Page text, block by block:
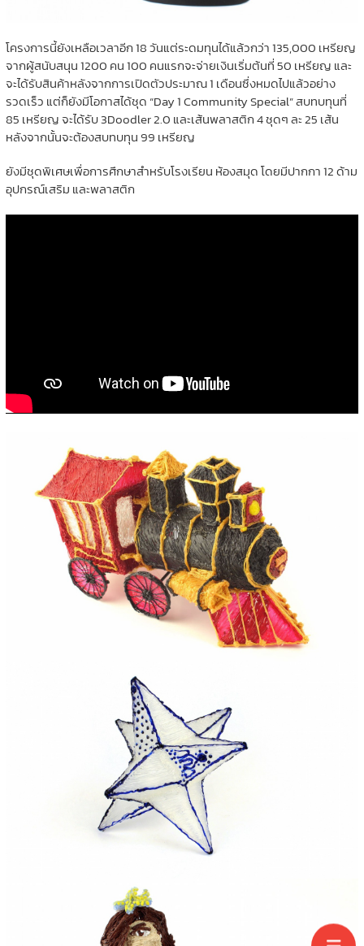
โครงการนี้ยังเหลือเวลาอีก 18 วันแต่ระดมทุนได้แล้วกว่า 135,000 เหรียญ
จากผู้สนับสนุน 1200 คน 100 คนแรกจะจ่ายเงินเริ่มต้นที่ 50 เหรียญ และ
จะได้รับสินค้าหลังจากการเปิดตัวประมาณ 1 เดือนซึ่งหมดไปแล้วอย่าง
รวดเร็ว แต่ก็ยังมีโอกาสได้ชุด “Day 1 Community Special” สบทบทุนที่
85 เหรียญ จะได้รับ 3Doodler 2.0 และเส้นพลาสติก 4 ชุดๆ ละ 25 เส้น
หลังจากนั้นจะต้องสบทบทุน 99 เหรียญ
ยังมีชุดพิเศษเพื่อการศึกษาสำหรับโรงเรียน ห้องสมุด โดยมีปากกา 12 ด้าม
อุปกรณ์เสริม และพลาสติก